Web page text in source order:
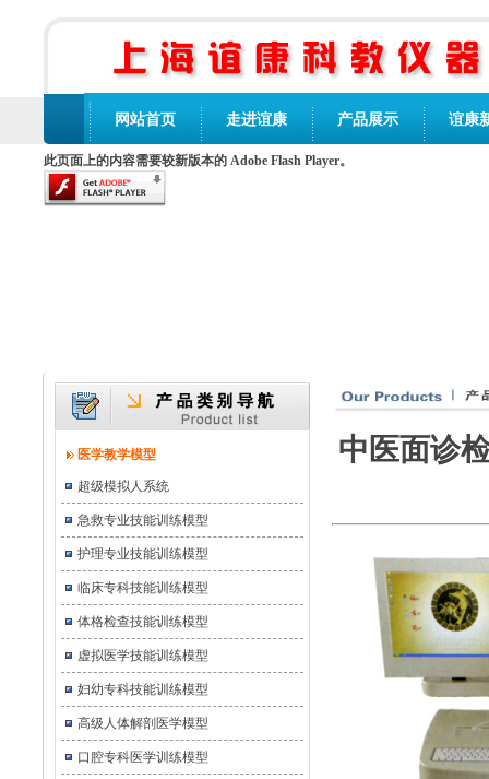
网站首页 走进谊康 产品展示 谊康
此页面上的内容需要较新版本的 Adobe Flash Player。
医学教学模型
超级模拟人系统
急救专业技能训练模型
护理专业技能训练模型
临床专科技能训练模型
体格检查技能训练模型
虚拟医学技能训练模型
妇幼专科技能训练模型
高级人体解剖医学模型
口腔专科医学训练模型
中医面诊